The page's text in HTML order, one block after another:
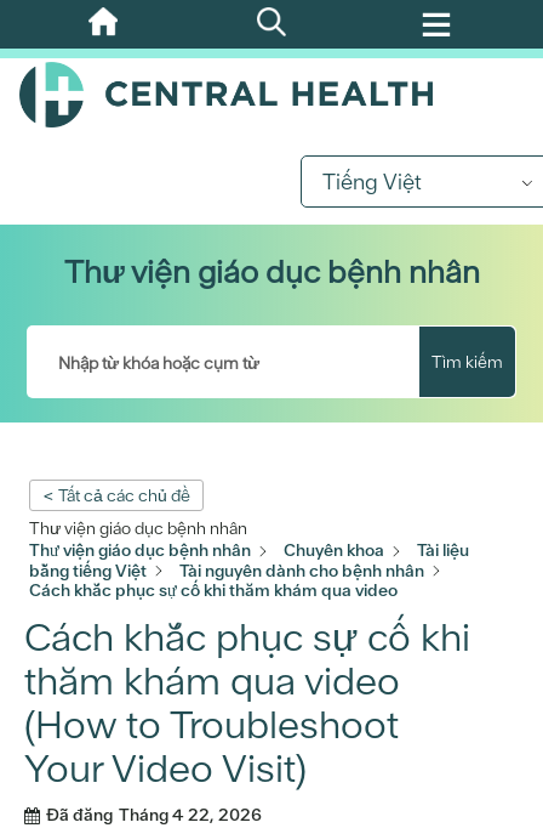
Bỏ
qua
nội
Tiếng Việt
Thư viện giáo dục bệnh nhân
Tìm kiếm
< Tất cả các chủ đề
Thư viện giáo dục bệnh nhân
Thư viện giáo dục bệnh nhân
Chuyên khoa
Tài liệu
bằng tiếng Việt
Tài nguyên dành cho bệnh nhân
Cách khắc phục sự cố khi thăm khám qua video
Cách khắc phục sự cố khi
thăm khám qua video
(How to Troubleshoot
Your Video Visit)
Đã đăng Tháng 4 22, 2026